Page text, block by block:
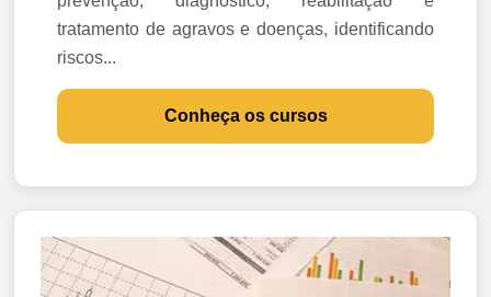
tratamento de agravos e doenças, identificando
riscos...
Conheça os cursos